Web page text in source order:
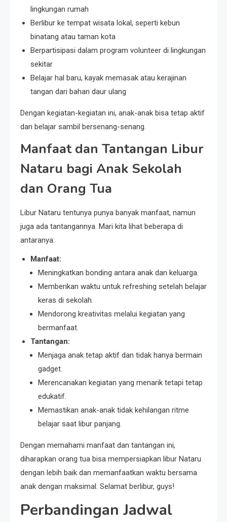
lingkungan rumah
Berlibur ke tempat wisata lokal, seperti kebun
binatang atau taman kota
Berpartisipasi dalam program volunteer di lingkungan
sekitar
Belajar hal baru, kayak memasak atau kerajinan
tangan dari bahan daur ulang
Dengan kegiatan-kegiatan ini, anak-anak bisa tetap aktif
dan belajar sambil bersenang-senang.
Manfaat dan Tantangan Libur
Nataru bagi Anak Sekolah
dan Orang Tua
Libur Nataru tentunya punya banyak manfaat, namun
juga ada tantangannya. Mari kita lihat beberapa di
antaranya:
Manfaat:
Meningkatkan bonding antara anak dan keluarga.
Memberikan waktu untuk refreshing setelah belajar
keras di sekolah.
Mendorong kreativitas melalui kegiatan yang
bermanfaat.
Tantangan:
Menjaga anak tetap aktif dan tidak hanya bermain
gadget.
Merencanakan kegiatan yang menarik tetapi tetap
edukatif.
Memastikan anak-anak tidak kehilangan ritme
belajar saat libur panjang.
Dengan memahami manfaat dan tantangan ini,
diharapkan orang tua bisa mempersiapkan libur Nataru
dengan lebih baik dan memanfaatkan waktu bersama
anak dengan maksimal. Selamat berlibur, guys!
Perbandingan Jadwal